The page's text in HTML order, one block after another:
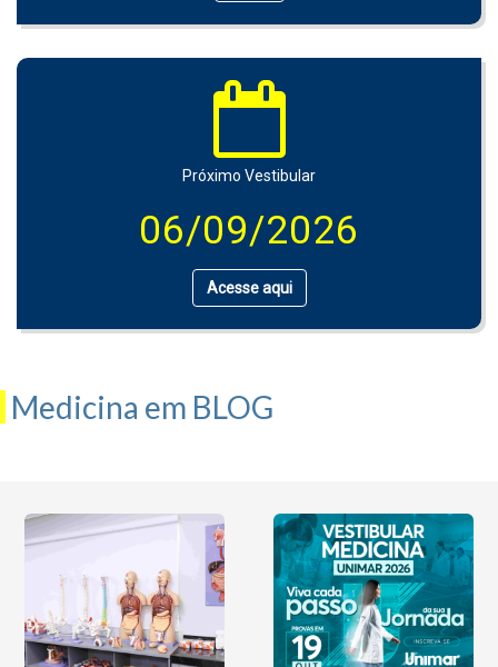
Próximo Vestibular
06/09/2026
Acesse aqui
Medicina em BLOG